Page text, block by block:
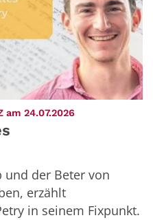
am 24.07.2026
und der Beter von
erzählt
in seinem Fixpunkt.